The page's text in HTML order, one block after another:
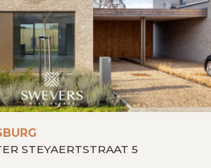
ADVIES
OVER ONS
VASTGOEDCAFÉ
STEYAERTSTRAAT 5